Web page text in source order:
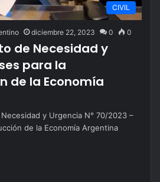
CIVIL
diciembre 22, 2023 0 0
de Necesidad y
para la
de la Economía
y Urgencia N° 70/2023 –
de la Economía Argentina